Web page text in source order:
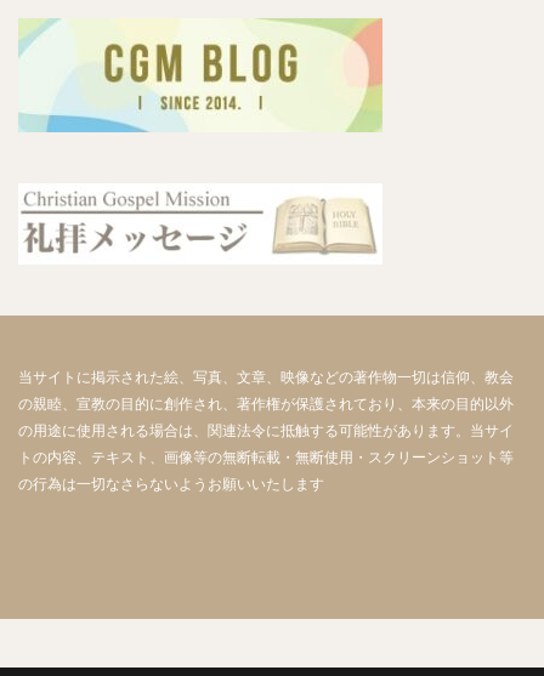
当サイトに掲示された絵、写真、文章、映像などの著作物一切は信仰、教会
の親睦、宣教の目的に創作され、著作権が保護されており、本来の目的以外
の用途に使用される場合は、関連法令に抵触する可能性があります。当サイ
トの内容、テキスト、画像等の無断転載・無断使用・スクリーンショット等
の行為は一切なさらないようお願いいたします